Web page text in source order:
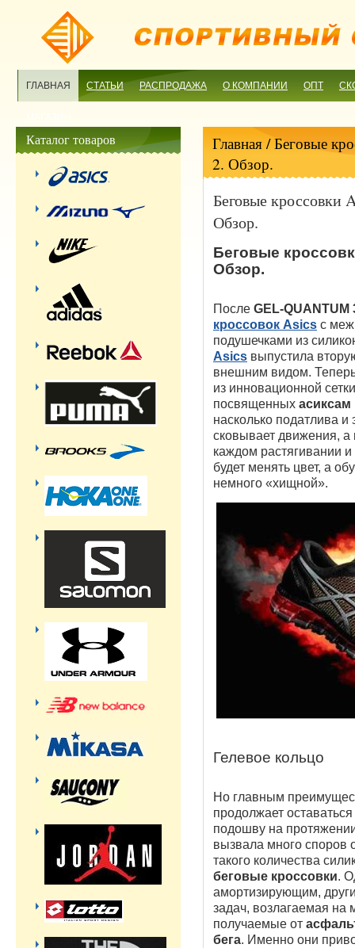
ГЛАВНАЯ СТАТЬИ РАСПРОДАЖА О КОМПАНИИ ОПТ
Главная/ Беговые
2. Обзор.
Беговые
Обзор.
Беговые
Обзор.
После GEL-QUANTUM
кроссовок Asics с
подушечками из
Asics выпустила
внешним видом.
из инновационной
посвященных асиксам
насколько податлива и
сковывает движения, а
каждом растягивании
будет менять цвет, а
немного «хищной».
Гелевое кольцо
Но главным
продолжает
подошву на
вызвала много споров
такого количества
беговые кроссовки.
амортизирующим,
задач, возлагаемая на
получаемые от
бега. Именно они
Каталог товаров